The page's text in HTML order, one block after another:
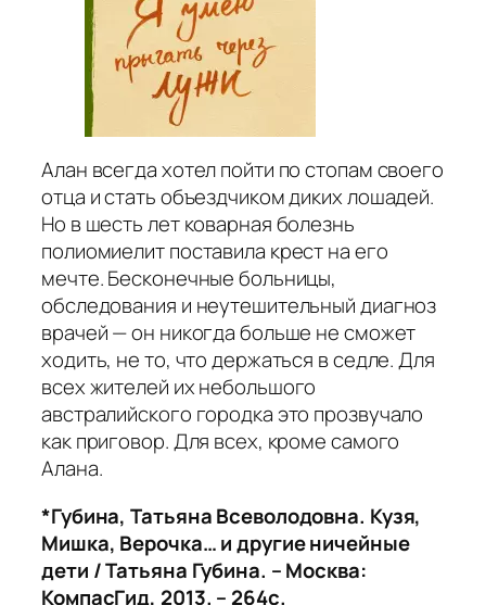
Алан всегда хотел пойти по стопам своего
отца и стать объездчиком диких лошадей.
Но в шесть лет коварная болезнь
полиомиелит поставила крест на его
мечте. Бесконечные больницы,
обследования и неутешительный диагноз
врачей — он никогда больше не сможет
ходить, не то, что держаться в седле. Для
всех жителей их небольшого
австралийского городка это прозвучало
как приговор. Для всех, кроме самого
Алана.
*Губина, Татьяна Всеволодовна. Кузя,
Мишка, Верочка… и другие ничейные
дети / Татьяна Губина. – Москва:
КомпасГид, 2013. – 264с.